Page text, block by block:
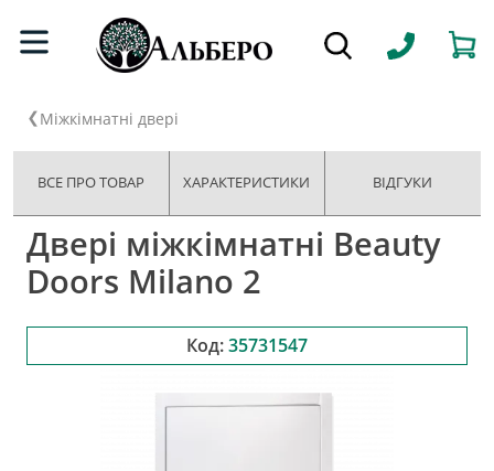
Міжкімнатні двері
ВСЕ ПРО ТОВАР ХАРАКТЕРИСТИКИ ВІДГУКИ
Двері міжкімнатні Beauty
Doors Milano 2
Код:35731547